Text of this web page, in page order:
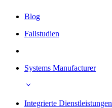
Blog
Fallstudien
Systems Manufacturer
Integrierte Dienstleistungen